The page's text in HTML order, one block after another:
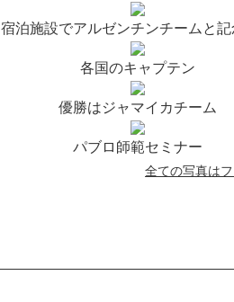
宿泊施設でアルゼンチンチームと
各国のキャプテン
優勝はジャマイカチーム
パブロ師範セミナー
全ての写真は